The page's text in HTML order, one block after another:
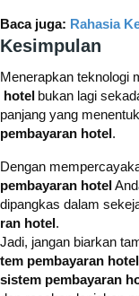
Baca juga: Rahasia
Kesimpulan
Menerapkan teknologi
hotel bukan lagi
panjang yang
pembayaran hotel.
Dengan
pembayaran hotel
dipangkas dalam
ran hotel.
Jadi, jangan biarkan
tem pembayaran hotel
sistem pembayaran